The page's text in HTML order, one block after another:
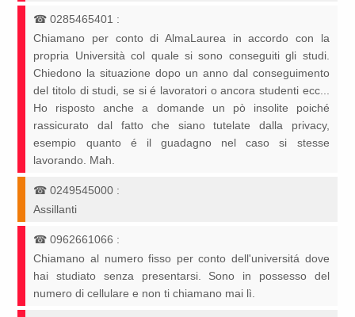
☎0285465401 :
Chiamano per conto di AlmaLaurea in accordo con la
propria Università col quale si sono conseguiti gli studi.
Chiedono la situazione dopo un anno dal conseguimento
del titolo di studi, se si é lavoratori o ancora studenti ecc...
Ho risposto anche a domande un pò insolite poiché
rassicurato dal fatto che siano tutelate dalla privacy,
esempio quanto é il guadagno nel caso si stesse
lavorando. Mah.
☎0249545000 :
Assillanti
☎0962661066 :
Chiamano al numero fisso per conto dell'universitá dove
hai studiato senza presentarsi. Sono in possesso del
numero di cellulare e non ti chiamano mai lì.